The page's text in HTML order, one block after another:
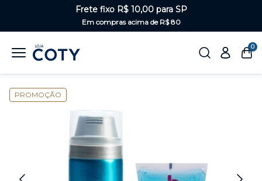
Frete fixo R$ 10,00 para SP
Em compras acima de R$ 80
0
PROMOÇÃO